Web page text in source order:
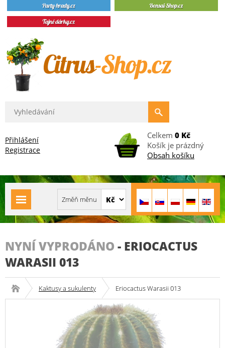
Přihlášení
Registrace
Celkem 0 Kč
Košík je prázdný
Obsah košíku
NYNÍ VYPRODÁNO - ERIOCACTUS
WARASII 013
Kaktusy a sukulenty Eriocactus Warasii 013